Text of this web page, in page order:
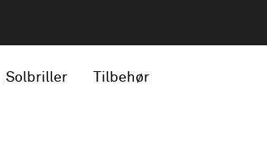
Solbriller Tilbehør